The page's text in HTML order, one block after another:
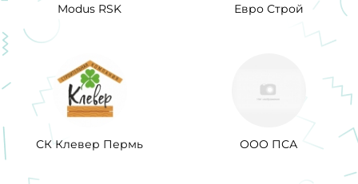
Modus RSK Евро Строй
СК Клевер Пермь ООО ПСА